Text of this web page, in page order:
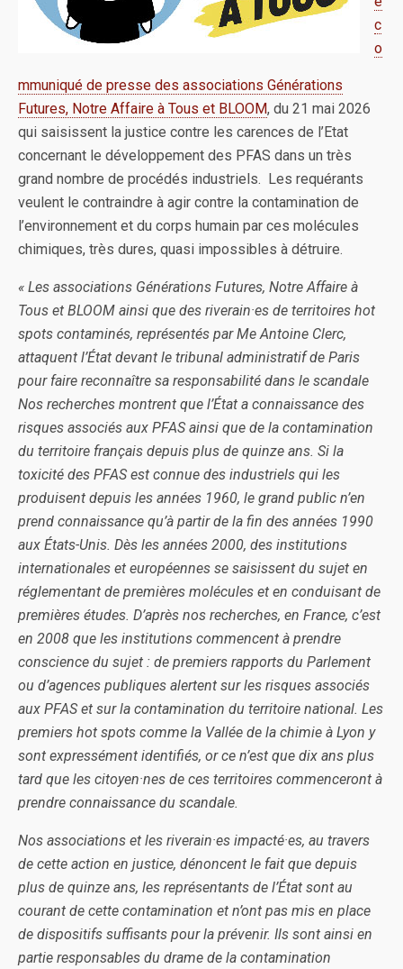
c
o
mmuniqué de presse des associations Générations
Futures, Notre Affaire à Tous et BLOOM, du 21 mai 2026
qui saisissent la justice contre les carences de l’Etat
concernant le développement des PFAS dans un très
grand nombre de procédés industriels. Les requérants
veulent le contraindre à agir contre la contamination de
l’environnement et du corps humain par ces molécules
chimiques, très dures, quasi impossibles à détruire.
« Les associations Générations Futures, Notre Affaire à
Tous et BLOOM ainsi que des riverain·es de territoires hot
spots contaminés, représentés par Me Antoine Clerc,
attaquent l’État devant le tribunal administratif de Paris
pour faire reconnaître sa responsabilité dans le scandale
Nos recherches montrent que l’État a connaissance des
risques associés aux PFAS ainsi que de la contamination
du territoire français depuis plus de quinze ans. Si la
toxicité des PFAS est connue des industriels qui les
produisent depuis les années 1960, le grand public n’en
prend connaissance qu’à partir de la fin des années 1990
aux États-Unis. Dès les années 2000, des institutions
internationales et européennes se saisissent du sujet en
réglementant de premières molécules et en conduisant de
premières études. D’après nos recherches, en France, c’est
en 2008 que les institutions commencent à prendre
conscience du sujet : de premiers rapports du Parlement
ou d’agences publiques alertent sur les risques associés
aux PFAS et sur la contamination du territoire national. Les
premiers hot spots comme la Vallée de la chimie à Lyon y
sont expressément identifiés, or ce n’est que dix ans plus
tard que les citoyen·nes de ces territoires commenceront à
prendre connaissance du scandale.
Nos associations et les riverain·es impacté·es, au travers
de cette action en justice, dénoncent le fait que depuis
plus de quinze ans, les représentants de l’État sont au
courant de cette contamination et n’ont pas mis en place
de dispositifs suffisants pour la prévenir. Ils sont ainsi en
partie responsables du drame de la contamination